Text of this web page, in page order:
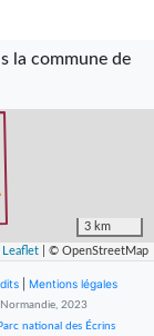
Fiche espèce
1758)
Fiche espèce
la commune de
3 km
Leaflet | © OpenStreetMap
Mentions légales
2023
national des Écrins